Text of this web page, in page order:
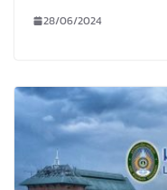
28/06/2024